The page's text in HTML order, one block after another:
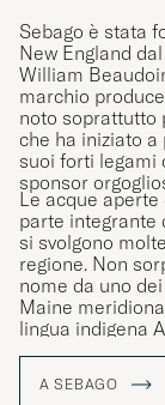
Sebago è stata
New England
William
marchio
noto soprattutto
che ha iniziato
suoi forti legami
sponsor
Le acque
parte integrante
si svolgono
regione. Non
nome da uno
Maine
lingua indigena
"grande acqua”.
A SEBAGO